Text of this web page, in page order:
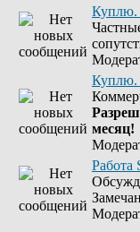
Куплю.
Куплю.
месяц!
Работа